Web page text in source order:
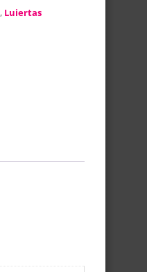
, Luiertas